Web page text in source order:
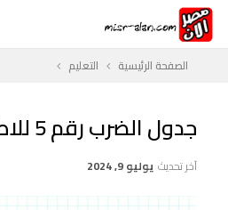
الصفحة الرئيسية التعليم
جدول الضرب رقم 5 للاطفال
آخر تحديث يوليو 9, 2024